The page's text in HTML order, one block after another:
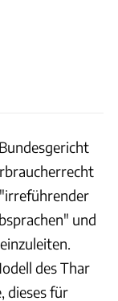
und
des Thar
dieses für